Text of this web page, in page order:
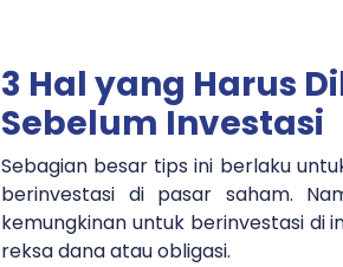
3 Hal yang Harus
Sebelum Investasi
Sebagian besar tips ini berlaku
berinvestasi di pasar saham.
kemungkinan untuk berinvestasi di
reksa dana atau obligasi.